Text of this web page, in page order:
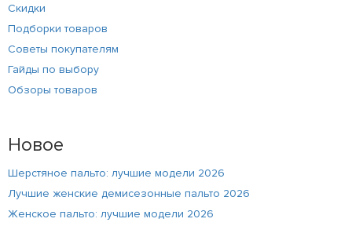
Скидки
Подборки товаров
Советы покупателям
Гайды по выбору
Обзоры товаров
Новое
Шерстяное пальто: лучшие модели 2026
Лучшие женские демисезонные пальто 2026
Женское пальто: лучшие модели 2026